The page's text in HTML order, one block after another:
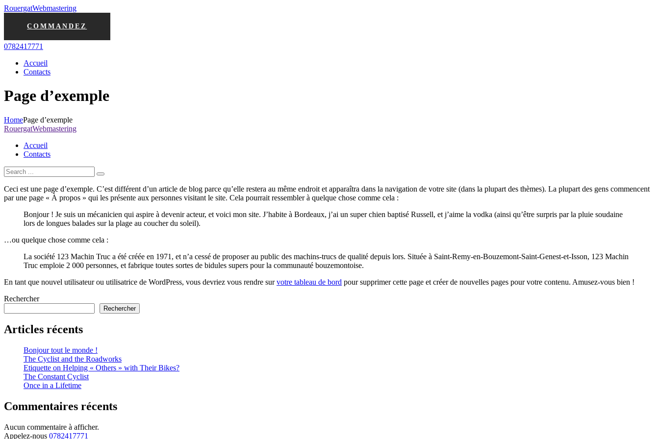
RouergatWebmastering
COMMANDEZ
0782417771
Accueil
Contacts
Page d’exemple
HomePage d’exemple
RouergatWebmastering
Accueil
Contacts
Ceci est une page d’exemple. C’est différent d’un article de blog parce qu’elle restera au même endroit et apparaîtra dans la navigation de votre site (dans la plupart des thèmes). La plupart des gens commencent
par une page « À propos » qui les présente aux personnes visitant le site. Cela pourrait ressembler à quelque chose comme cela :
Bonjour ! Je suis un mécanicien qui aspire à devenir acteur, et voici mon site. J’habite à Bordeaux, j’ai un super chien baptisé Russell, et j’aime la vodka (ainsi qu’être surpris par la pluie soudaine
lors de longues balades sur la plage au coucher du soleil).
…ou quelque chose comme cela :
La société 123 Machin Truc a été créée en 1971, et n’a cessé de proposer au public des machins-trucs de qualité depuis lors. Située à Saint-Remy-en-Bouzemont-Saint-Genest-et-Isson, 123 Machin
Truc emploie 2 000 personnes, et fabrique toutes sortes de bidules supers pour la communauté bouzemontoise.
En tant que nouvel utilisateur ou utilisatrice de WordPress, vous devriez vous rendre survotre tableau de bord pour supprimer cette page et créer de nouvelles pages pour votre contenu. Amusez-vous bien !
Rechercher
Rechercher
Articles récents
Bonjour tout le monde !
The Cyclist and the Roadworks
Etiquette on Helping « Others » with Their Bikes?
The Constant Cyclist
Once in a Lifetime
Commentaires récents
Aucun commentaire à afficher.
Appelez-nous 0782417771